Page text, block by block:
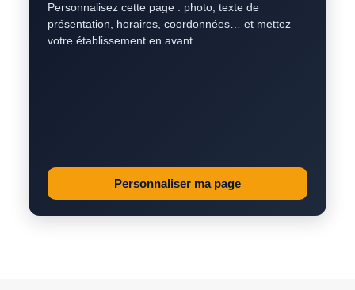
Personnalisez cette page : photo, texte de
présentation, horaires, coordonnées… et mettez
votre établissement en avant.
Personnaliser ma page